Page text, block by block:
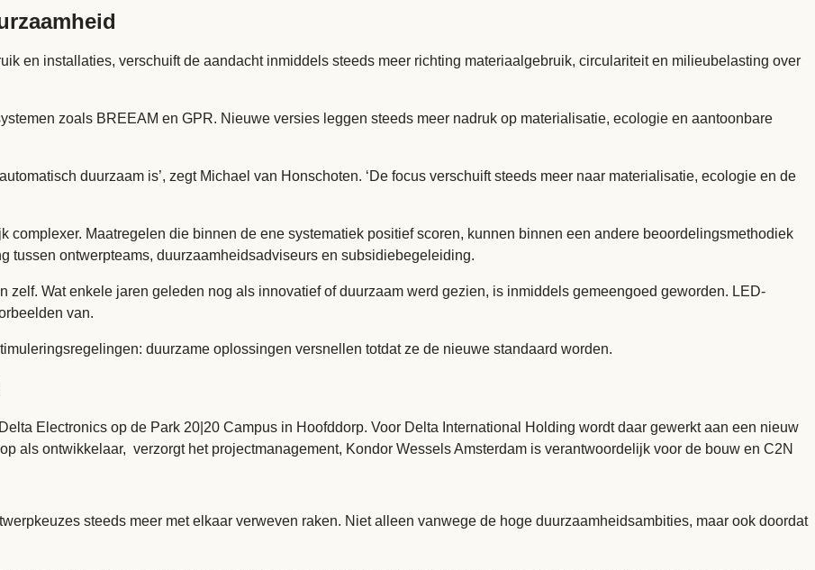
en installaties, verschuift de aandacht inmiddels steeds meer richting materiaalgebruik, circulariteit en milieubelasting over
zoals BREEAM en GPR. Nieuwe versies leggen steeds meer nadruk op materialisatie, ecologie en aantoonbare
duurzaam is’, zegt Michael van Honschoten. ‘De focus verschuift steeds meer naar materialisatie, ecologie en de
Maatregelen die binnen de ene systematiek positief scoren, kunnen binnen een andere beoordelingsmethodiek
tussen ontwerpteams, duurzaamheidsadviseurs en subsidiebegeleiding.
Wat enkele jaren geleden nog als innovatief of duurzaam werd gezien, is inmiddels gemeengoed geworden. LED-
van.
duurzame oplossingen versnellen totdat ze de nieuwe standaard worden.
Electronics op de Park 20|20 Campus in Hoofddorp. Voor Delta International Holding wordt daar gewerkt aan een nieuw
als ontwikkelaar, verzorgt het projectmanagement, Kondor Wessels Amsterdam is verantwoordelijk voor de bouw en C2N
steeds meer met elkaar verweven raken. Niet alleen vanwege de hoge duurzaamheidsambities, maar ook doordat